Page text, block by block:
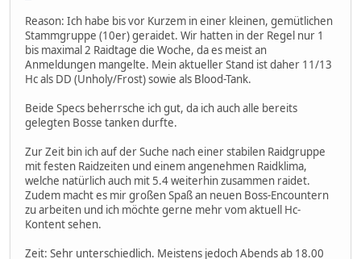
Reason: Ich habe bis vor Kurzem in einer kleinen, gemütlichen
Stammgruppe (10er) geraidet. Wir hatten in der Regel nur 1
bis maximal 2 Raidtage die Woche, da es meist an
Anmeldungen mangelte. Mein aktueller Stand ist daher 11/13
Hc als DD (Unholy/Frost) sowie als Blood-Tank.
Beide Specs beherrsche ich gut, da ich auch alle bereits
gelegten Bosse tanken durfte.
Zur Zeit bin ich auf der Suche nach einer stabilen Raidgruppe
mit festen Raidzeiten und einem angenehmen Raidklima,
welche natürlich auch mit 5.4 weiterhin zusammen raidet.
Zudem macht es mir großen Spaß an neuen Boss-Encountern
zu arbeiten und ich möchte gerne mehr vom aktuell Hc-
Kontent sehen.
Zeit: Sehr unterschiedlich. Meistens jedoch Abends ab 18.00